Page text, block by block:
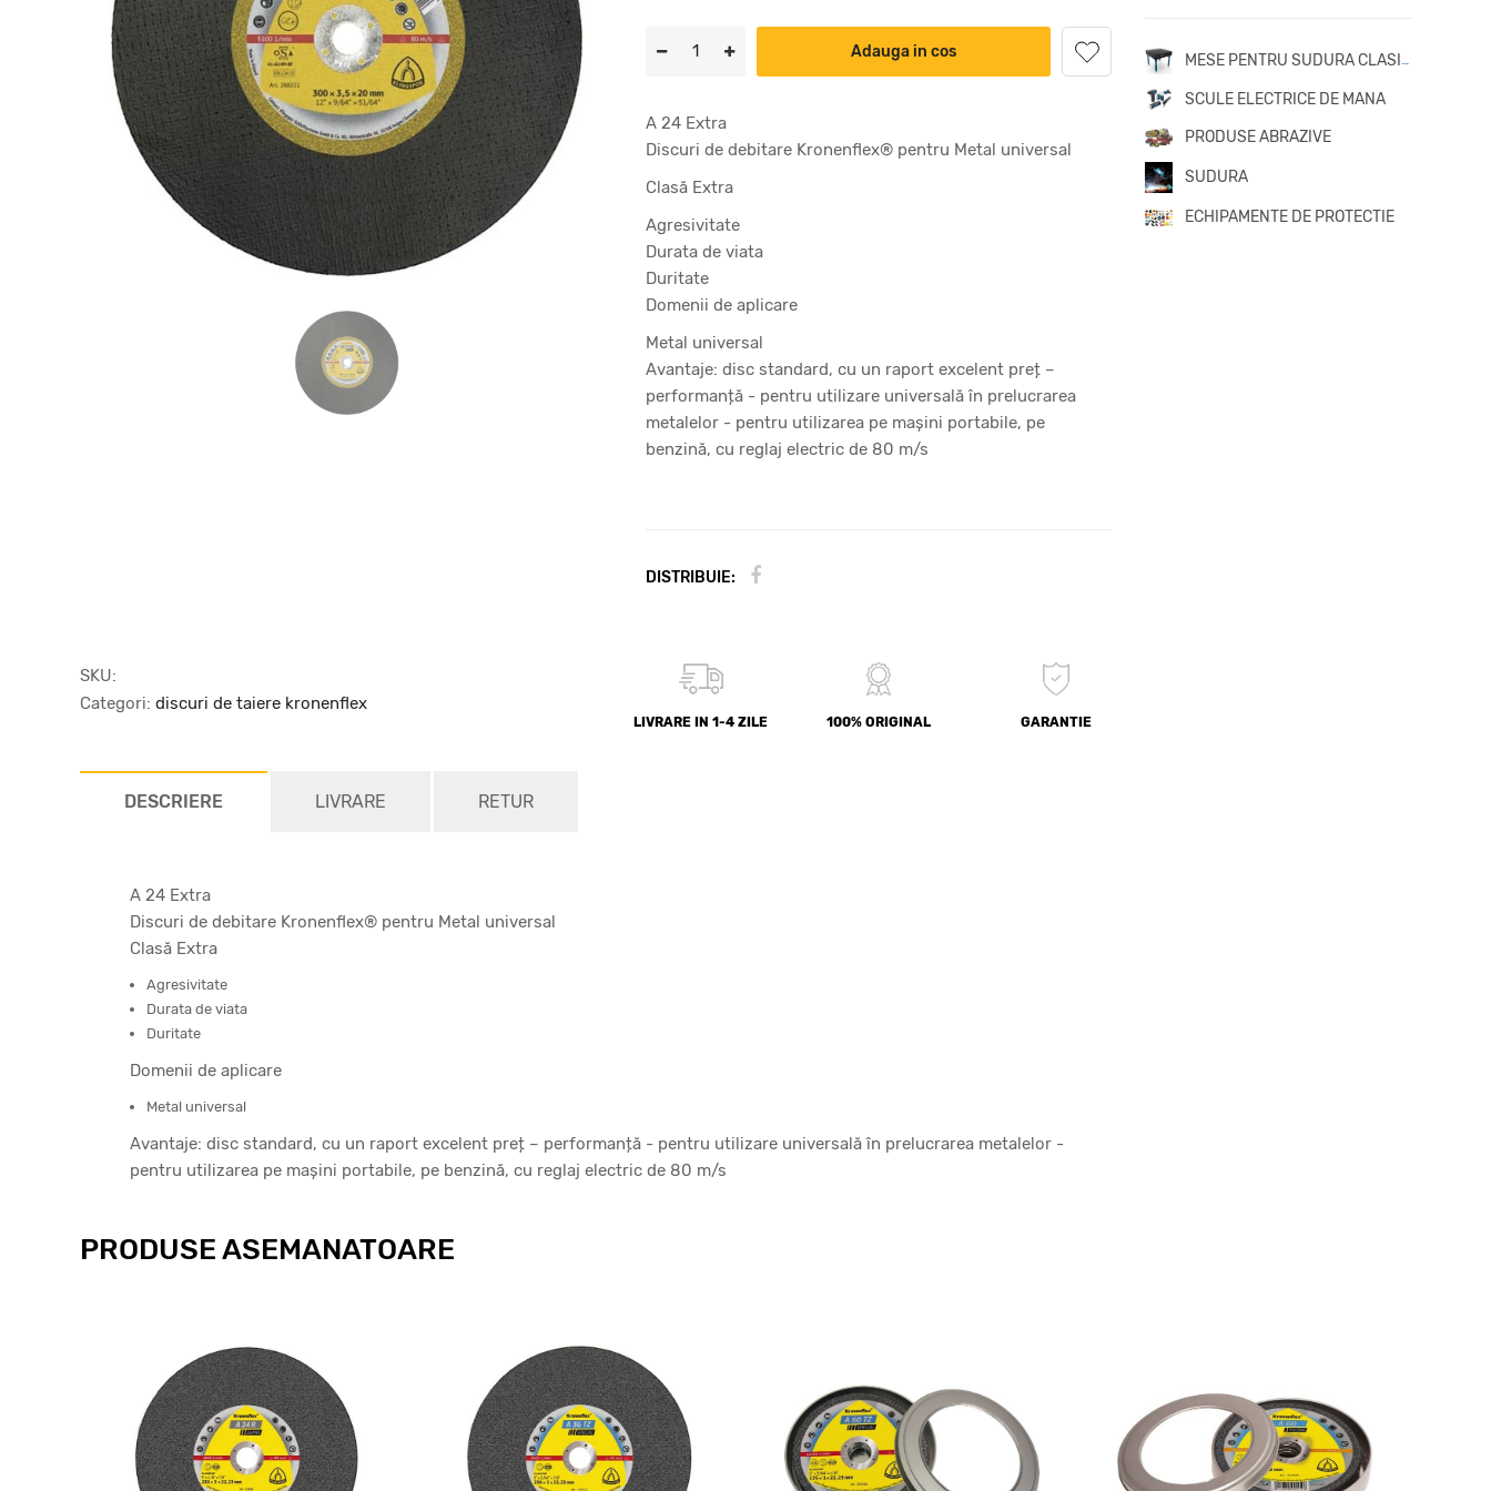
Adauga in cos
A 24 Extra
Discuri de debitare Kronenflex® pentru Metal universal
Clasă Extra
Agresivitate
Durata de viata
Duritate
Domenii de aplicare
Metal universal
Avantaje: disc standard, cu un raport excelent preț –
performanță - pentru utilizare universală în prelucrarea
metalelor - pentru utilizarea pe mașini portabile, pe
benzină, cu reglaj electric de 80 m/s
DISTRIBUIE:
MESE PENTRU SUDURA CLASICE
SCULE ELECTRICE DE MANA
PRODUSE ABRAZIVE
SUDURA
ECHIPAMENTE DE PROTECTIE
SKU:
Categori: discuri de taiere kronenflex
LIVRARE IN 1-4 ZILE 100% ORIGINAL GARANTIE
DESCRIERE LIVRARE RETUR
A 24 Extra
Discuri de debitare Kronenflex® pentru Metal universal
Clasă Extra
Agresivitate
Durata de viata
Duritate
Domenii de aplicare
Metal universal
Avantaje: disc standard, cu un raport excelent preț – performanță - pentru utilizare universală în prelucrarea metalelor -
pentru utilizarea pe mașini portabile, pe benzină, cu reglaj electric de 80 m/s
PRODUSE ASEMANATOARE